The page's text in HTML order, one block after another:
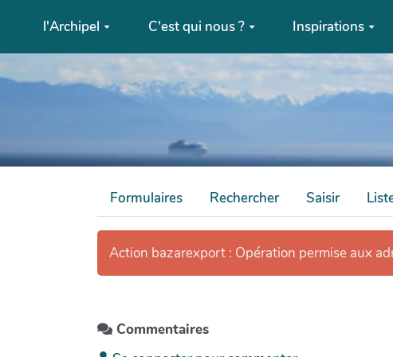
Aller au contenu principal
l'Archipel C'est qui nous ? Inspirations
Formulaires Rechercher Saisir
Action bazarexport : Opération permise aux
Commentaires